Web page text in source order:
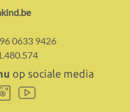
0633 9426
op sociale media
Volg
ons
Volg
ons